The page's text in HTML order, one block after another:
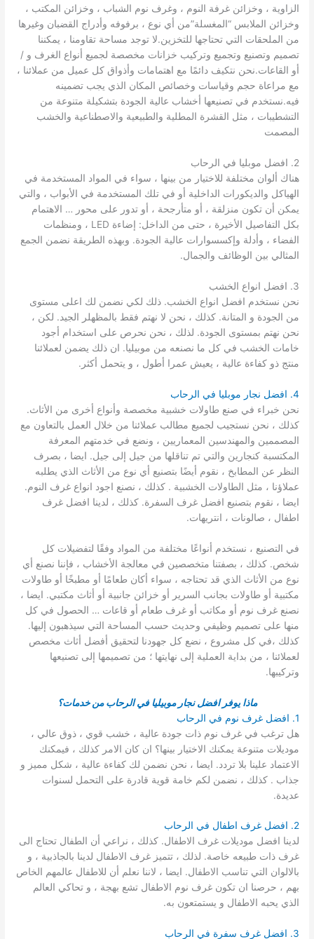
الزاوية ، وخزائن غرفة النوم ، وغرف نوم الشباب ، وخزائن المكتب ،
وخزائن الملابس “المغسلة”من أي نوع ، برفوفه وأدراج القضبان وغيرها
من الملحقات التي تحتاجها للتخزين.لا توجد مساحة تقاومنا ، يمكننا
تصميم وتصنيع وتجميع وتركيب خزانات مخصصة لجميع أنواع الغرف و /
أو القاعات.نحن نتكيف دائمًا مع اهتمامات وأذواق كل عميل من عملائنا ،
مع مراعاة حجم وقياسات وخصائص المكان الذي يجب تضمينه
فيه.نستخدم في تصنيعها أخشاب عالية الجودة بتشكيلة متنوعة من
التشطيبات ، مثل القشرة المطلية والطبيعية والاصطناعية والخشب
المصمت
2. افضل موبليا في الرحاب
هناك ألوان مختلفة للاختيار من بينها ، سواء في المواد المستخدمة في
الهياكل والديكورات الداخلية أو في تلك المستخدمة في الأبواب ، والتي
يمكن أن تكون منزلقة ، أو متأرجحة ، أو تدور على محور … الاهتمام
بكل التفاصيل الأخيرة ، حتى من الداخل: إضاءة LED ، ومنظمات
الفضاء ، وأدلة وإكسسوارات عالية الجودة. وبهذه الطريقة نضمن الجمع
المثالي بين الوظائف والجمال.
3. افضل انواع الخشب
نحن نستخدم افضل انواع الخشب. ذلك لكي نضمن لك اعلى مستوى
من الجودة و المتانة. كذلك ، نحن لا نهتم فقط بالمظهلر الجيد. لكن ،
نحن نهتم بمستوى الجودة. لذلك ، نحن نحرص على استخدام أجود
خامات الخشب في كل ما نصنعه من موبيليا. ان ذلك يضمن لعملائنا
منتج ذو كفاءة عالية ، يعيش عمرا أطول ، و يتحمل أكثر.
4. افضل نجار موبليا في الرحاب
نحن خبراء في صنع طاولات خشبية مخصصة وأنواع أخرى من الأثاث.
كذلك ، نحن نستجيب لجميع مطالب عملائنا من خلال العمل بالتعاون مع
المصممين والمهندسين المعماريين ، ونضع في خدمتهم المعرفة
المكتسبة كنجارين والتي تم تناقلها من جيل إلى جيل. ايضا ، بصرف
النظر عن المطابخ ، نقوم أيضًا بتصنيع أي نوع من الأثاث الذي يطلبه
عملاؤنا ، مثل الطاولات الخشبية . كذلك ، نصنع اجود انواع غرف النوم.
ايضا ، نقوم بتصنيع افضل غرف السفرة. كذلك ، لدينا افضل غرف
اطفال ، صالونات ، انتريهات.
في التصنيع ، نستخدم أنواعًا مختلفة من المواد وفقًا لتفضيلات كل
شخص. كذلك ، بصفتنا متخصصين في معالجة الأخشاب ، فإننا نصنع أي
نوع من الأثاث الذي قد تحتاجه ، سواء أكان طعامًا أو مطبخًا أو طاولات
مكتبية أو طاولات بجانب السرير أو خزائن جانبية أو أثاث مكتبي. ايضا ،
نصنع غرف نوم أو مكاتب أو غرف طعام أو قاعات … الحصول في كل
منها على تصميم وظيفي وحديث حسب المساحة التي سيذهبون إليها.
كذلك ،في كل مشروع ، نضع كل جهودنا لتحقيق أفضل أثاث مخصص
لعملائنا ، من بداية العملية إلى نهايتها ؛ من تصميمها إلى تصنيعها
وتركيبها.
ماذا يوفر افضل نجار موبيليا في الرحاب من خدمات؟
1. افضل غرف نوم في الرحاب
هل ترغب في غرف نوم ذات جودة عالية ، خشب قوي ، ذوق عالي ،
موديلات متنوعة يمكنك الاختيار بينها؟ ان كان الامر كذلك ، فيمكنك
الاعتماد علينا بلا تردد. ايضا ، نحن نضمن لك كفاءة عالية ، شكل مميز و
جذاب . كذلك ، نضمن لكم خامة قوية قادرة على التحمل لسنوات
عديدة.
2. افضل غرف اطفال في الرحاب
لدينا افضل موديلات غرف الاطفال. كذلك ، نراعي أن الطفال تحتاج الى
غرف ذات طبيعه خاصة. لذلك ، تتميز غرف الاطفال لدينا بالجاذبية ، و
بالالوان التي تناسب الاطفال. ايضا ، لاننا نعلم أن للاطفال عالمهم الخاص
بهم ، حرصنا ان تكون غرف نوم الاطفال تشع بهجة ، و تحاكي العالم
الذي يحبه الاطفال و يستمتعون به.
3. افضل غرف سفرة في الرحاب